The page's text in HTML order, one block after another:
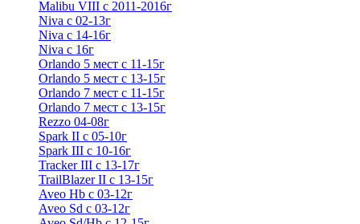
Malibu VIII с 2011-2016г
Niva с 02-13г
Niva с 14-16г
Niva с 16г
Orlando 5 мест с 11-15г
Orlando 5 мест с 13-15г
Orlando 7 мест с 11-15г
Orlando 7 мест с 13-15г
Rezzo 04-08г
Spark II с 05-10г
Spark III с 10-16г
Tracker III с 13-17г
TrailBlazer II с 13-15г
Aveo Hb с 03-12г
Aveo Sd с 03-12г